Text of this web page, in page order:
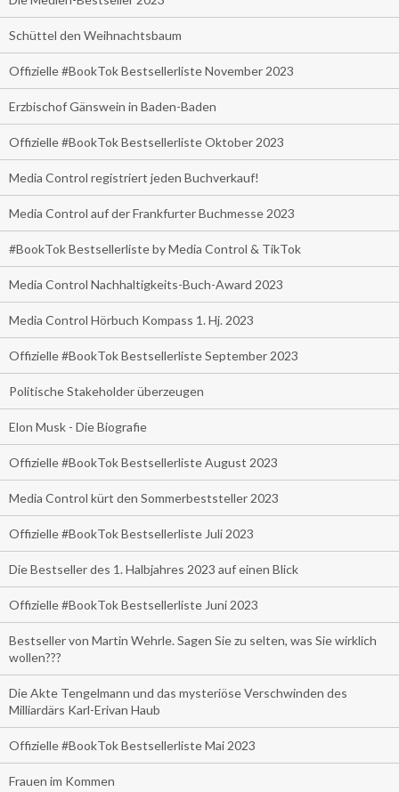
Schüttel den Weihnachtsbaum
Offizielle #BookTok Bestsellerliste November 2023
Erzbischof Gänswein in Baden-Baden
Offizielle #BookTok Bestsellerliste Oktober 2023
Media Control registriert jeden Buchverkauf!
Media Control auf der Frankfurter Buchmesse 2023
#BookTok Bestsellerliste by Media Control & TikTok
Media Control Nachhaltigkeits-Buch-Award 2023
Media Control Hörbuch Kompass 1. Hj. 2023
Offizielle #BookTok Bestsellerliste September 2023
Politische Stakeholder überzeugen
Elon Musk - Die Biografie
Offizielle #BookTok Bestsellerliste August 2023
Media Control kürt den Sommerbeststeller 2023
Offizielle #BookTok Bestsellerliste Juli 2023
Die Bestseller des 1. Halbjahres 2023 auf einen Blick
Offizielle #BookTok Bestsellerliste Juni 2023
Bestseller von Martin Wehrle. Sagen Sie zu selten, was Sie wirklich
wollen???
Die Akte Tengelmann und das mysteriöse Verschwinden des
Milliardärs Karl-Erivan Haub
Offizielle #BookTok Bestsellerliste Mai 2023
Frauen im Kommen